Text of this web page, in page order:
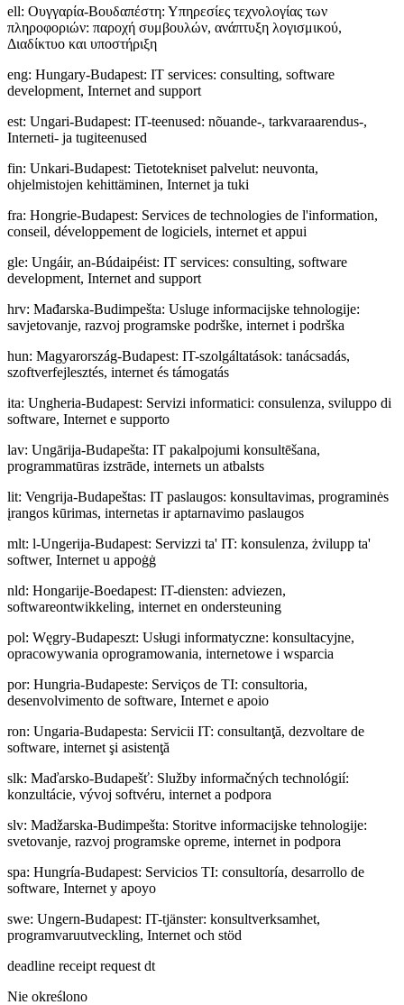
ell: Ουγγαρία-Βουδαπέστη: Υπηρεσίες τεχνολογίας των
πληροφοριών: παροχή συμβουλών, ανάπτυξη λογισμικού,
Διαδίκτυο και υποστήριξη
eng: Hungary-Budapest: IT services: consulting, software
development, Internet and support
est: Ungari-Budapest: IT-teenused: nõuande-, tarkvaraarendus-,
Interneti- ja tugiteenused
fin: Unkari-Budapest: Tietotekniset palvelut: neuvonta,
ohjelmistojen kehittäminen, Internet ja tuki
fra: Hongrie-Budapest: Services de technologies de l'information,
conseil, développement de logiciels, internet et appui
gle: Ungáir, an-Búdaipéist: IT services: consulting, software
development, Internet and support
hrv: Mađarska-Budimpešta: Usluge informacijske tehnologije:
savjetovanje, razvoj programske podrške, internet i podrška
hun: Magyarország-Budapest: IT-szolgáltatások: tanácsadás,
szoftverfejlesztés, internet és támogatás
ita: Ungheria-Budapest: Servizi informatici: consulenza, sviluppo di
software, Internet e supporto
lav: Ungārija-Budapešta: IT pakalpojumi konsultēšana,
programmatūras izstrāde, internets un atbalsts
lit: Vengrija-Budapeštas: IT paslaugos: konsultavimas, programinės
įrangos kūrimas, internetas ir aptarnavimo paslaugos
mlt: l-Ungerija-Budapest: Servizzi ta' IT: konsulenza, żvilupp ta'
softwer, Internet u appoġġ
nld: Hongarije-Boedapest: IT-diensten: adviezen,
softwareontwikkeling, internet en ondersteuning
pol: Węgry-Budapeszt: Usługi informatyczne: konsultacyjne,
opracowywania oprogramowania, internetowe i wsparcia
por: Hungria-Budapeste: Serviços de TI: consultoria,
desenvolvimento de software, Internet e apoio
ron: Ungaria-Budapesta: Servicii IT: consultanţă, dezvoltare de
software, internet şi asistenţă
slk: Maďarsko-Budapešť: Služby informačných technológií:
konzultácie, vývoj softvéru, internet a podpora
slv: Madžarska-Budimpešta: Storitve informacijske tehnologije:
svetovanje, razvoj programske opreme, internet in podpora
spa: Hungría-Budapest: Servicios TI: consultoría, desarrollo de
software, Internet y apoyo
swe: Ungern-Budapest: IT-tjänster: konsultverksamhet,
programvaruutveckling, Internet och stöd
deadline receipt request dt
Nie określono